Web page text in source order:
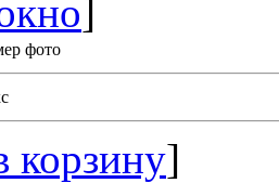
]
фото
корзину]